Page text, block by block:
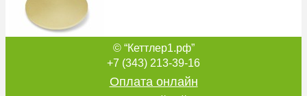
Камень для пиццы Ø 254© “Кеттлер1.рф”
+7 (343) 213-39-16
Оплата онлайн